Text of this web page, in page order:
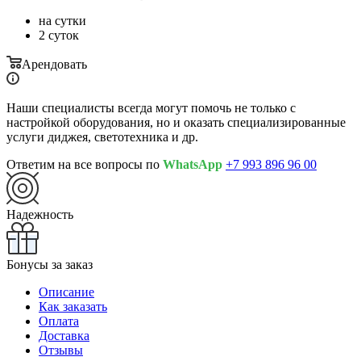
на сутки
2 суток
Арендовать
Наши специалисты всегда могут помочь не только с
настройкой оборудования, но и оказать специализированные
услуги диджея, светотехника и др.
Ответим на все вопросы по WhatsApp +7 993 896 96 00
Надежность
Бонусы за заказ
Описание
Как заказать
Оплата
Доставка
Отзывы